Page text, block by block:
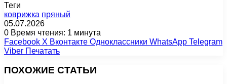
Теги
коврижка пряный
05.07.2026
0 Время чтения: 1 минута
Facebook X Вконтакте Одноклассники WhatsApp Telegram
Viber Печатать
ПОХОЖИЕ СТАТЬИ